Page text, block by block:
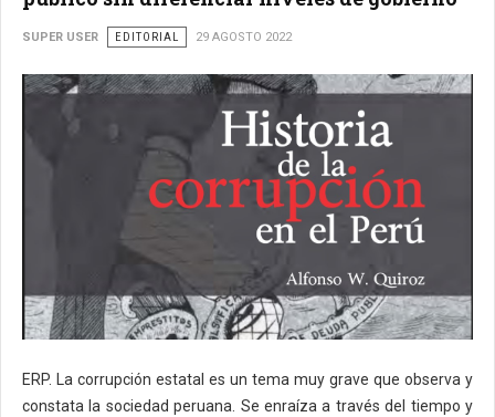
SUPER USER EDITORIAL 29 AGOSTO 2022
ERP. La corrupción estatal es un tema muy grave que observa y
constata la sociedad peruana. Se enraíza a través del tiempo y